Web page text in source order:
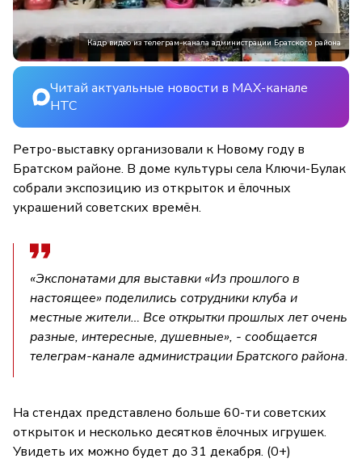
Кадр видео из телеграм-канала администрации Братского района
Читай актуальные новости в MAX-канале
НТС
Ретро-выставку организовали к Новому году в
Братском районе. В доме культуры села Ключи-Булак
собрали экспозицию из открыток и ёлочных
украшений советских времён.
«Экспонатами для выставки «Из прошлого в
настоящее» поделились сотрудники клуба и
местные жители… Все открытки прошлых лет очень
разные, интересные, душевные», - сообщается
телеграм-канале администрации Братского района.
На стендах представлено больше 60-ти советских
открыток и несколько десятков ёлочных игрушек.
Увидеть их можно будет до 31 декабря. (0+)